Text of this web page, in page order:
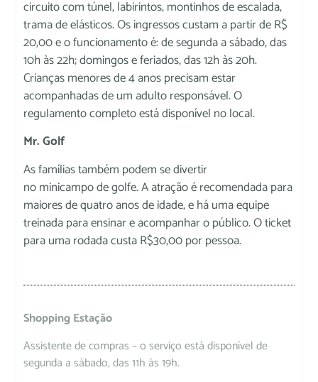
circuito com túnel, labirintos, montinhos de escalada,
trama de elásticos. Os ingressos custam a partir de R$
20,00 e o funcionamento é: de segunda a sábado, das
10h às 22h; domingos e feriados, das 12h às 20h.
Crianças menores de 4 anos precisam estar
acompanhadas de um adulto responsável. O
regulamento completo está disponível no local.
Mr. Golf
As famílias também podem se divertir
no minicampo de golfe. A atração é recomendada para
maiores de quatro anos de idade, e há uma equipe
treinada para ensinar e acompanhar o público. O ticket
para uma rodada custa R$30,00 por pessoa.
Shopping Estação
Assistente de compras – o serviço está disponível de
segunda a sábado, das 11h às 19h.